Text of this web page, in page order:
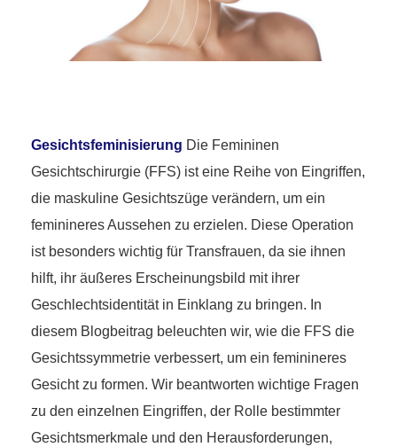
Gesichtsfeminisierung Die Femininen
Gesichtschirurgie (FFS) ist eine Reihe von Eingriffen,
die maskuline Gesichtszüge verändern, um ein
feminineres Aussehen zu erzielen. Diese Operation
ist besonders wichtig für Transfrauen, da sie ihnen
hilft, ihr äußeres Erscheinungsbild mit ihrer
Geschlechtsidentität in Einklang zu bringen. In
diesem Blogbeitrag beleuchten wir, wie die FFS die
Gesichtssymmetrie verbessert, um ein feminineres
Gesicht zu formen. Wir beantworten wichtige Fragen
zu den einzelnen Eingriffen, der Rolle bestimmter
Gesichtsmerkmale und den Herausforderungen,